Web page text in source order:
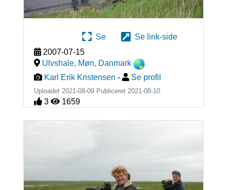
Se
Se link-side
2007-07-15
Ulvshale, Møn, Danmark
Karl Erik Kristensen - Se profil
Uploadet 2021-08-09 Publiceret 2021-08-10
3 1659